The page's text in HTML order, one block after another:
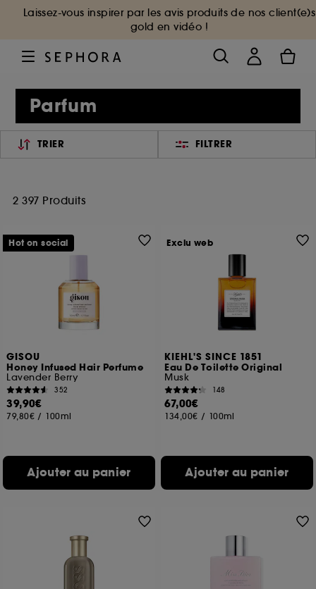
Laissez-vous inspirer par les avis produits de nos client(e)s
gold en vidéo !
Parfum
TRIER FILTRER
2 397 Produits
GISOU
Honey Infused Hair Perfume
Lavender Berry
352
39,90€
79,80€ / 100ml
Ajouter au panier
Hot on social
KIEHL'S SINCE 1851
Eau De Toilette Original
Musk
148
67,00€
134,00€ / 100ml
Ajouter au panier
Exclu web